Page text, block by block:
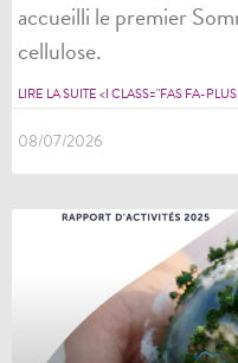
accueilli le premier
cellulose.
LIRE LA SUITE <I CLASS="FAS FA-
08/07/2026